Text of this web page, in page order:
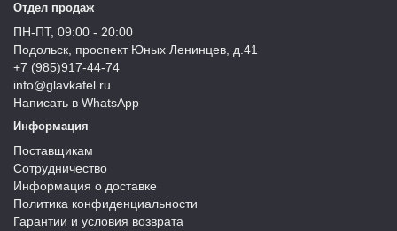
Отдел продаж
ПН-ПТ, 09:00 - 20:00
Подольск, проспект Юных Ленинцев, д.41
+7 (985)917-44-74
info@glavkafel.ru
Написать в WhatsApp
Информация
Поставщикам
Сотрудничество
Информация о доставке
Политика конфиденциальности
Гарантии и условия возврата